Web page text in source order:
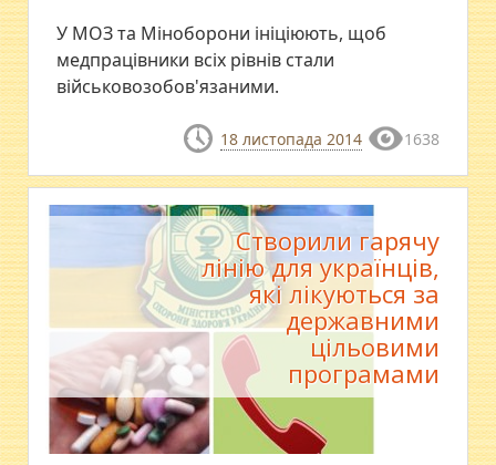
У МОЗ та Міноборони ініціюють, щоб
медпрацівники всіх рівнів стали
військовозобов'язаними.
18 листопада 2014 1638
Створили гарячу
лінію для українців,
які лікуються за
державними
цільовими
програмами